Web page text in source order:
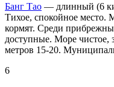
Банг Тао — длинный (6
Тихое, спокойное место.
кормят. Среди
доступные. Море чистое,
метров 15-20.
6